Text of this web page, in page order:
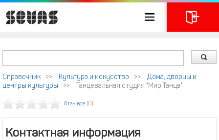
Справочник >> Культура и искусство >>
Дома, дворцы и
центры культуры
>> Танцевальная студия "Мир Танца"
Отзывов (0)
Контактная информация